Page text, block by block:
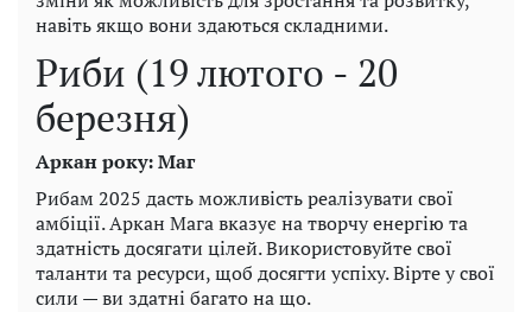
навіть якщо вони здаються складними.
Риби (19 лютого - 20
березня)
Аркан року: Маг
Рибам 2025 дасть можливість реалізувати свої
амбіції. Аркан Мага вказує на творчу енергію та
здатність досягати цілей. Використовуйте свої
таланти та ресурси, щоб досягти успіху. Вірте у свої
сили — ви здатні багато на що.